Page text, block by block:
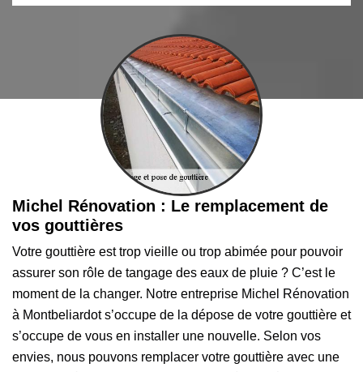
Michel Rénovation : Le remplacement de
vos gouttières
Votre gouttière est trop vieille ou trop abimée pour pouvoir
assurer son rôle de tangage des eaux de pluie ? C’est le
moment de la changer. Notre entreprise Michel Rénovation
à Montbeliardot s’occupe de la dépose de votre gouttière et
s’occupe de vous en installer une nouvelle. Selon vos
envies, nous pouvons remplacer votre gouttière avec une